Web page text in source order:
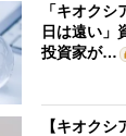
「キオク
日は遠い」
投資家が…
【キオク